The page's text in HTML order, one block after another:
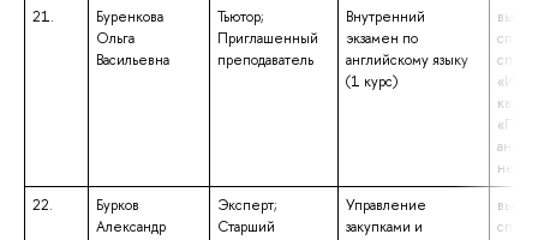
21.
Буренкова
Ольга
Васильевна
Тьютор;
Приглашенный
преподаватель
Внутренний
экзамен по
английскому языку
(1 курс)
22.
Бурков
Александр
Эксперт;
Старший
Управление
закупками и